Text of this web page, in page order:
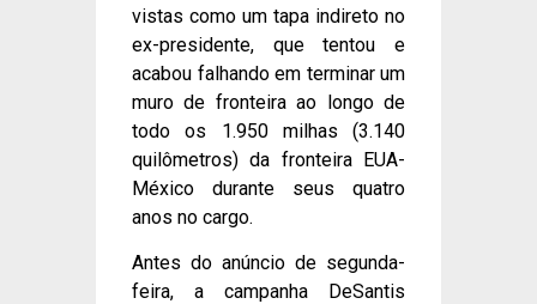
vistas como um tapa indireto no
ex-presidente, que tentou e
acabou falhando em terminar um
muro de fronteira ao longo de
todo os 1.950 milhas (3.140
quilômetros) da fronteira EUA-
México durante seus quatro
anos no cargo.
Antes do anúncio de segunda-
feira, a campanha DeSantis